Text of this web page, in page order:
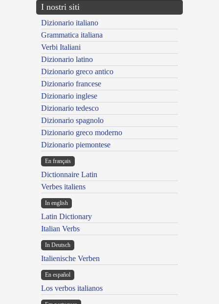
I nostri siti
Dizionario italiano
Grammatica italiana
Verbi Italiani
Dizionario latino
Dizionario greco antico
Dizionario francese
Dizionario inglese
Dizionario tedesco
Dizionario spagnolo
Dizionario greco moderno
Dizionario piemontese
En français
Dictionnaire Latin
Verbes italiens
In english
Latin Dictionary
Italian Verbs
In Deutsch
Italienische Verben
En español
Los verbos italianos